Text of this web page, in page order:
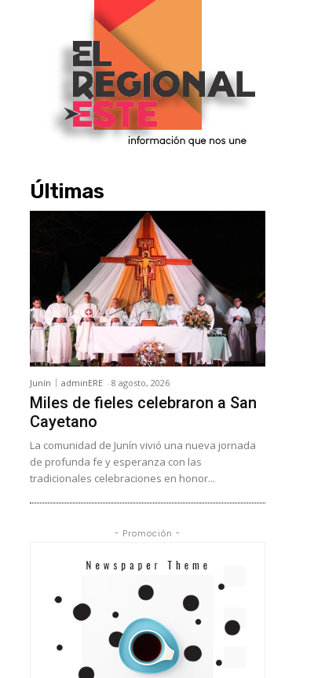
Últimas
Junín adminERE - 8 agosto, 2026
Miles de fieles celebraron a San
Cayetano
La comunidad de Junín vivió una nueva jornada
de profunda fe y esperanza con las
tradicionales celebraciones en honor...
- Promoción -